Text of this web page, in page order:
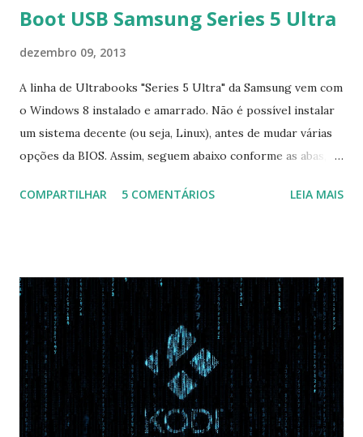
Boot USB Samsung Series 5 Ultra
dezembro 09, 2013
A linha de Ultrabooks "Series 5 Ultra" da Samsung vem com
o Windows 8 instalado e amarrado. Não é possível instalar
um sistema decente (ou seja, Linux), antes de mudar várias
opções da BIOS. Assim, seguem abaixo conforme as abas, a
Na inicialização aperte F2 para acessar a BIOS e então faça
com Win, deixe essa opção no Auto ) Set AHCI Mode ->
Disabled USB S3 Wake-up -> Enabled Boot: Secure Boot ->
Disabled OS Mode Selection -> UEFI and CSM OS (Essa
opção garante boot com Win e Linux) Boot > Boot Priority
Order USB HDD: SATA CD: SATA HDD: Essa ordem de boot
vai garantir que ele tente primeiro o boot pela USB, depois
pelo CD e por último no HD. Apenas as opções acima são
COMPARTILHAR 5 COMENTÁRIOS LEIA MAIS